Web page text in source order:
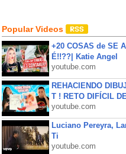
Popular Videos
+20 COSAS de SE
É!!??| Katie Angel
youtube.com
REHACIENDO
T ! RETO DIFÍCIL
youtube.com
Luciano Pereyra,
Ti
youtube.com